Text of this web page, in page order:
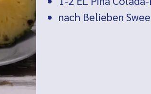
nach Belieben